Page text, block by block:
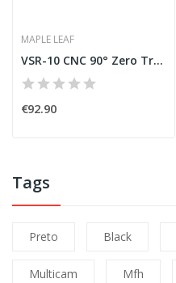
Tags
Preto Black
Multicam Mfh
MAPLE LEAF
VSR-10 CNC 90° Zero Trigger Group Gen 3 [Maple...
€92.90